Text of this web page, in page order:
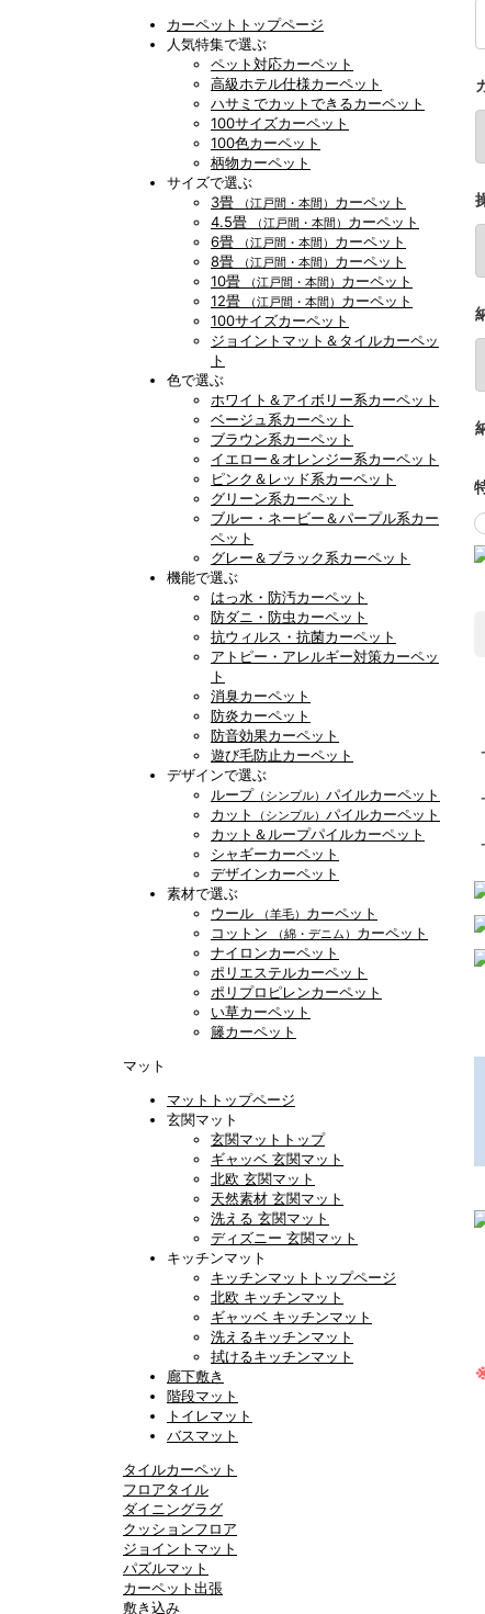
カーペットトップページ
人気特集で選ぶ
ペット対応カーペット
高級ホテル仕様カーペット
ハサミでカットできるカーペット
100サイズカーペット
100色カーペット
柄物カーペット
サイズで選ぶ
3畳
（江戸間・本間） カーペット
4.5畳
（江戸間・本間） カーペット
6畳
（江戸間・本間） カーペット
8畳
（江戸間・本間） カーペット
10畳
（江戸間・本間） カーペット
12畳
（江戸間・本間） カーペット
100サイズカーペット
ジョイントマット＆タイルカーペッ
ト
色で選ぶ
ホワイト＆アイボリー系カーペット
ベージュ系カーペット
ブラウン系カーペット
イエロー＆オレンジー系カーペット
ピンク＆レッド系カーペット
グリーン系カーペット
ブルー・ネービー＆パープル系カー
ペット
グレー＆ブラック系カーペット
機能で選ぶ
はっ水・防汚カーペット
防ダニ・防虫カーペット
抗ウィルス・抗菌カーペット
アトピー・アレルギー対策カーペッ
ト
消臭カーペット
防炎カーペット
防音効果カーペット
遊び毛防止カーペット
デザインで選ぶ
ループ （シンプル） パイルカーペット
カット
（シンプル） パイルカーペット
カット＆ループパイルカーペット
シャギーカーペット
デザインカーペット
素材で選ぶ
ウール
（羊毛） カーペット
コットン
（綿・デニム） カーペット
ナイロンカーペット
ポリエステルカーペット
ポリプロピレンカーペット
い草カーペット
籐カーペット
マット
マットトップページ
玄関マット
玄関マットトップ
ギャッベ 玄関マット
北欧 玄関マット
天然素材 玄関マット
洗える 玄関マット
ディズニー 玄関マット
キッチンマット
キッチンマットトップページ
北欧 キッチンマット
ギャッベ キッチンマット
洗えるキッチンマット
拭けるキッチンマット
廊下敷き
階段マット
トイレマット
バスマット
タイルカーペット
フロアタイル
ダイニングラグ
クッションフロア
ジョイントマット
パズルマット
カーペット出張
敷き込み